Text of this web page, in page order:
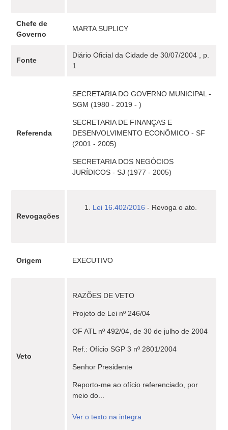
Chefe de
Governo
MARTA SUPLICY
Fonte
Diário Oficial da Cidade de 30/07/2004 , p.
1
Referenda
SECRETARIA DO GOVERNO MUNICIPAL -
SGM (1980 - 2019 - )
SECRETARIA DE FINANÇAS E
DESENVOLVIMENTO ECONÔMICO - SF
(2001 - 2005)
SECRETARIA DOS NEGÓCIOS
JURÍDICOS - SJ (1977 - 2005)
Revogações
Lei 16.402/2016 - Revoga o ato.
Origem EXECUTIVO
Veto
RAZÕES DE VETO
Projeto de Lei nº 246/04
OF ATL nº 492/04, de 30 de julho de 2004
Ref.: Ofício SGP 3 nº 2801/2004
Senhor Presidente
Reporto-me ao ofício referenciado, por
meio do...
Ver o texto na integra